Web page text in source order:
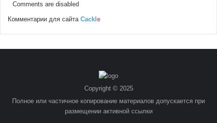
Comments are disabled
Комментарии для сайта Cackl e
Copyright © 2025
Полное или частичное копирование материалов допускается при
размещении активной ссылки